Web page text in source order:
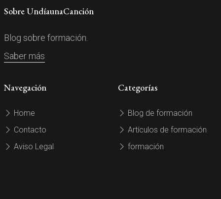
Sobre UndíaunaCanción
Blog sobre formación.
Saber más
Navegación
Home
Contacto
Aviso Legal
Categorías
Blog de formación
Artículos de formación
formación